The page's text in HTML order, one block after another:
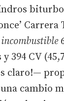
Carrera
incombustible
y 394 CV
claro!—
cambio